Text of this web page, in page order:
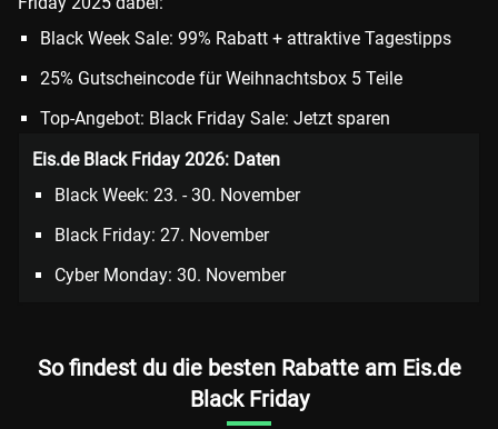
Black Week Sale: 99% Rabatt + attraktive Tagestipps
25% Gutscheincode für Weihnachtsbox 5 Teile
Top-Angebot: Black Friday Sale: Jetzt sparen
Eis.de Black Friday 2026: Daten
Black Week: 23. - 30. November
Black Friday: 27. November
Cyber Monday: 30. November
So findest du die besten Rabatte am Eis.de
Black Friday